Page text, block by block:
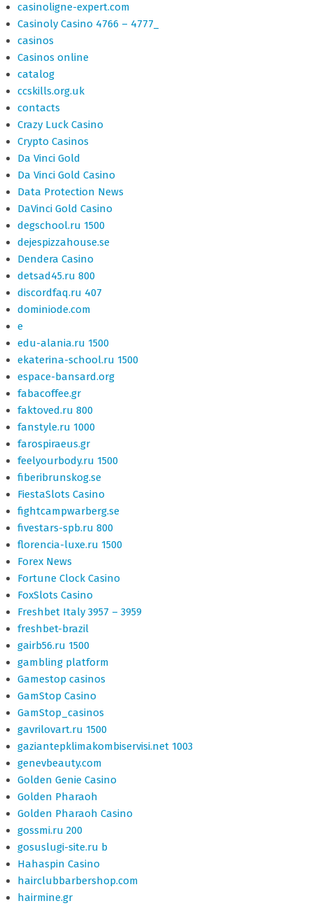
casinoligne-expert.com
Casinoly Casino 4766 – 4777_
casinos
Casinos online
catalog
ccskills.org.uk
contacts
Crazy Luck Casino
Crypto Casinos
Da Vinci Gold
Da Vinci Gold Casino
Data Protection News
DaVinci Gold Casino
degschool.ru 1500
dejespizzahouse.se
Dendera Casino
detsad45.ru 800
discordfaq.ru 407
dominiode.com
e
edu-alania.ru 1500
ekaterina-school.ru 1500
espace-bansard.org
fabacoffee.gr
faktoved.ru 800
fanstyle.ru 1000
farospiraeus.gr
feelyourbody.ru 1500
fiberibrunskog.se
FiestaSlots Casino
fightcampwarberg.se
fivestars-spb.ru 800
florencia-luxe.ru 1500
Forex News
Fortune Clock Casino
FoxSlots Casino
Freshbet Italy 3957 – 3959
freshbet-brazil
gairb56.ru 1500
gambling platform
Gamestop casinos
GamStop Casino
GamStop_casinos
gavrilovart.ru 1500
gaziantepklimakombiservisi.net 1003
genevbeauty.com
Golden Genie Casino
Golden Pharaoh
Golden Pharaoh Casino
gossmi.ru 200
gosuslugi-site.ru b
Hahaspin Casino
hairclubbarbershop.com
hairmine.gr